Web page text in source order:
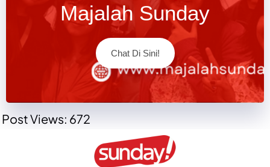
Majalah Sunday
Chat Di Sini!
Post Views: 672